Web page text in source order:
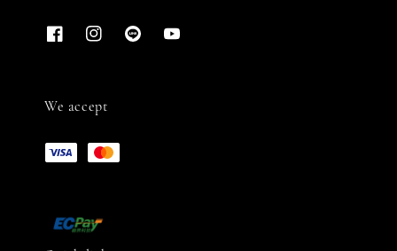
We accept